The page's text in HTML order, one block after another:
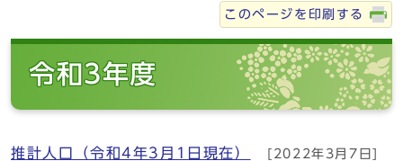
このページを印刷する
令和3年度
推計人口（令和4年3月1日現在） [2022年3月7日]